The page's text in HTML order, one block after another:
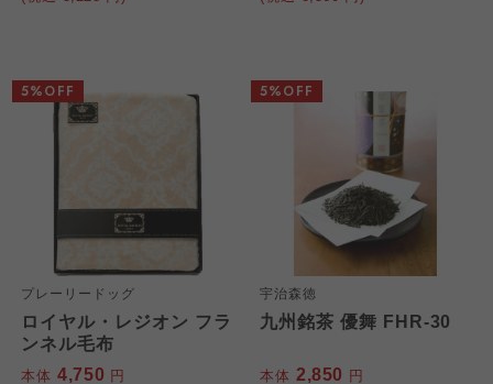
プレーリードッグ
ロイヤル・レジオン フラ
ンネル毛布
本体 4,750 円
5%OFF
宇治森徳
九州銘茶 優舞 FHR-30
本体 2,850 円
5%OFF